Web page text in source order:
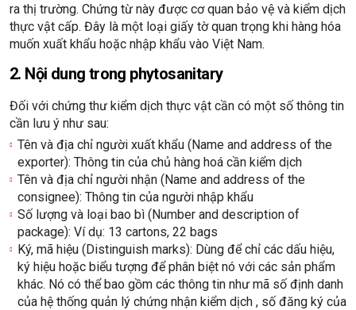
ra thị trường. Chứng từ này được cơ quan bảo vệ và kiểm dịch
thực vật cấp. Đây là một loại giấy tờ quan trọng khi hàng hóa
muốn xuất khẩu hoặc nhập khẩu vào Việt Nam.
2. Nội dung trong phytosanitary
Đối với chứng thư kiểm dịch thực vật cần có một số thông tin
cần lưu ý như sau:
Tên và địa chỉ người xuất khẩu (Name and address of the
exporter): Thông tin của chủ hàng hoá cần kiểm dịch
Tên và địa chỉ người nhận (Name and address of the
consignee): Thông tin của người nhập khẩu
Số lượng và loại bao bì (Number and description of
package): Ví dụ: 13 cartons, 22 bags
Ký, mã hiệu (Distinguish marks): Dùng để chỉ các dấu hiệu,
ký hiệu hoặc biểu tượng để phân biệt nó với các sản phẩm
khác. Nó có thể bao gồm các thông tin như mã số định danh
của hệ thống quản lý chứng nhận kiểm dịch , số đăng ký của